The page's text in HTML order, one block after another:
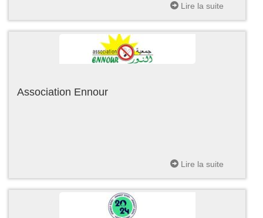
Lire la suite
Association Ennour
Lire la suite